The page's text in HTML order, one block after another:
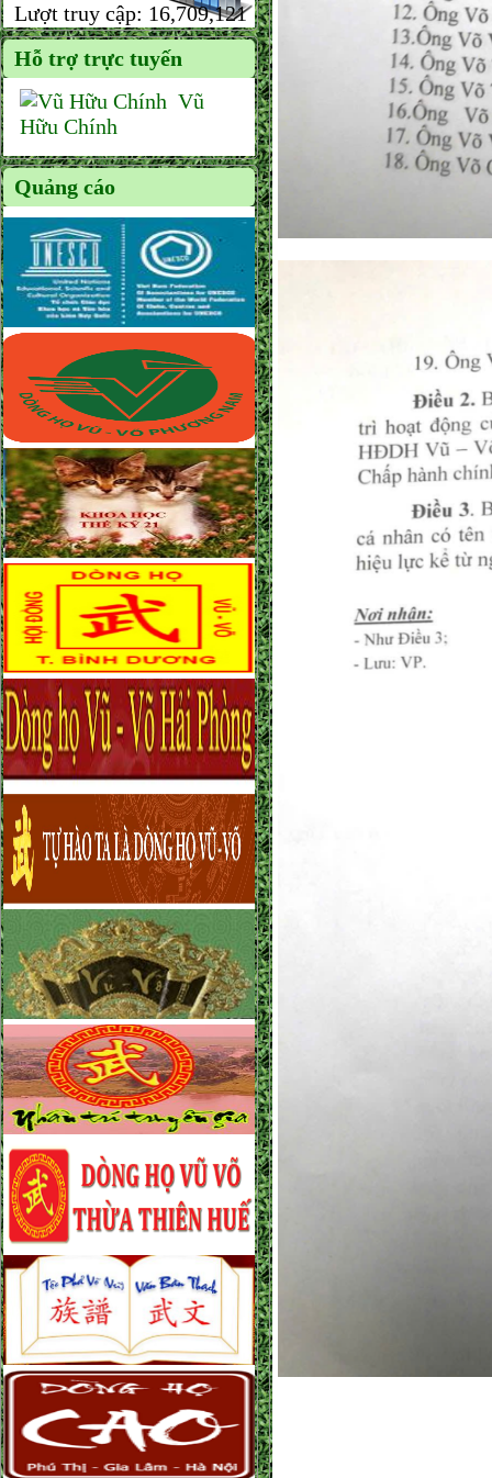
Lượt truy cập: 16,709,121
Hỗ trợ trực tuyến
Vũ
Hữu Chính
Quảng cáo